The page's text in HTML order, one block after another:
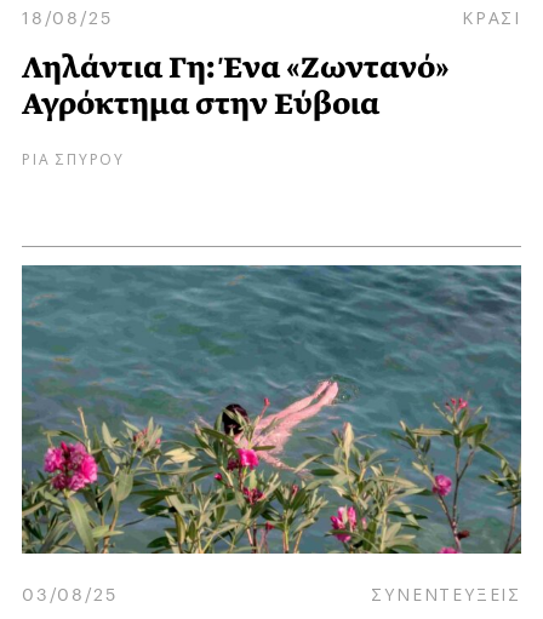
18/08/25 ΚΡΑΣΙ
Ληλάντια Γη: Ένα «Ζωντανό»
Αγρόκτημα στην Εύβοια
ΡΙΑ ΣΠΥΡΟΥ
03/08/25 ΣΥΝΕΝΤΕΥΞΕΙΣ